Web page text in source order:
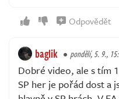
Odpovědět
baglik pondělí, 5. 9.,
Dobré video, ale s tím
SP her je pořád dost a